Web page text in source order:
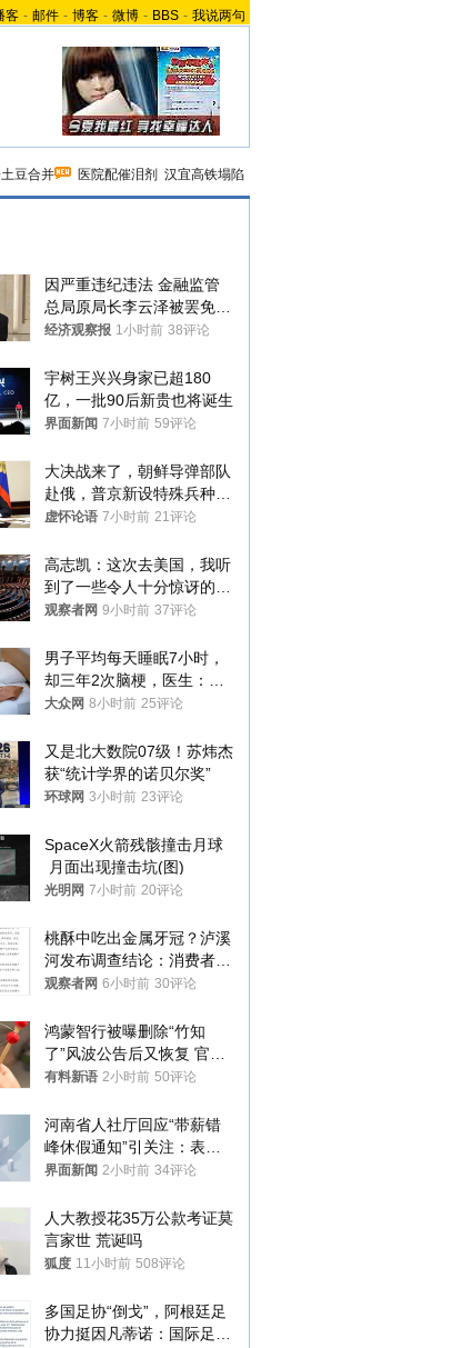
客 - 邮件 - 博客 - 微博 - BBS - 我说两句
豆合并 医院配催泪剂 汉宜高铁塌陷
因严重违纪违法 金融监管
总局原局长李云泽被罢免全
国人大代表
经济观察报 1小时前 38评论
宇树王兴兴身家已超180
亿，一批90后新贵也将诞生
界面新闻 7小时前 59评论
大决战来了，朝鲜导弹部队
赴俄，普京新设特殊兵种，
76岁老将扛旗
虚怀论语 7小时前 21评论
高志凯：这次去美国，我听
到了一些令人十分惊讶的消
息
观察者网 9小时前 37评论
男子平均每天睡眠7小时，
却三年2次脑梗，医生：这
样睡觉更伤身
大众网 8小时前 25评论
又是北大数院07级！苏炜杰
获“统计学界的诺贝尔奖”
环球网 3小时前 23评论
SpaceX火箭残骸撞击月球
月面出现撞击坑(图)
光明网 7小时前 20评论
桃酥中吃出金属牙冠？泸溪
河发布调查结论：消费者已
澄清，所发视频情况不属实
观察者网 6小时前 30评论
鸿蒙智行被曝删除“竹知
了”风波公告后又恢复 官媒
曾力挺：劝华为要大度的，
有料新语 2小时前 50评论
河南省人社厅回应“带薪错
峰休假通知”引关注：表述
不够准确，待修改后印发
界面新闻 2小时前 34评论
人大教授花35万公款考证莫
言家世 荒诞吗
狐度 11小时前 508评论
多国足协“倒戈”，阿根廷足
协力挺因凡蒂诺：国际足联